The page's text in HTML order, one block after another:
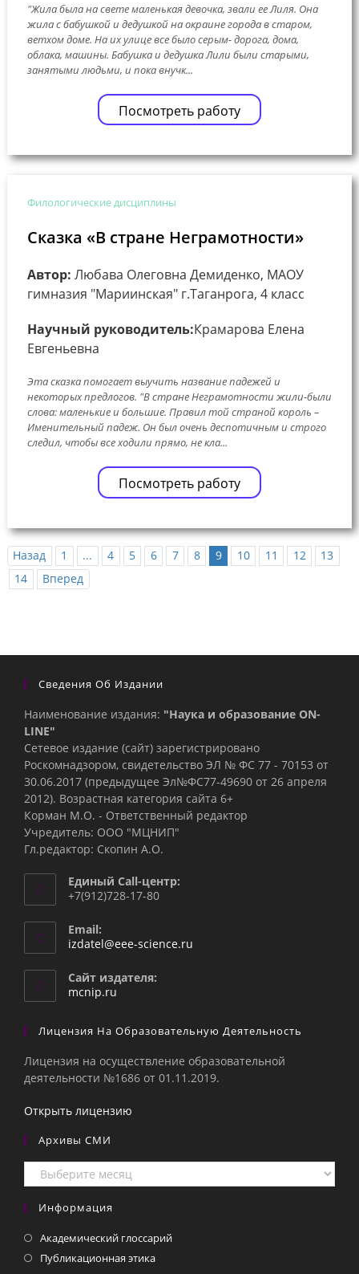
"Жила была на свете маленькая девочка, звали ее Лиля. Она
жила с бабушкой и дедушкой на окраине города в старом,
ветхом доме. На их улице все было серым- дорога, дома,
облака, машины. Бабушка и дедушка Лили были старыми,
занятыми людьми, и пока внучк...
Посмотреть работу
Филологические дисциплины
Сказка «В стране Неграмотности»
Автор: Любава Олеговна Демиденко, МАОУ
гимназия "Мариинская" г.Таганрога, 4 класс
Научный руководитель:Крамарова Елена
Евгеньевна
Эта сказка помогает выучить название падежей и
некоторых предлогов. "В стране Неграмотности жили-были
слова: маленькие и большие. Правил той страной король –
Именительный падеж. Он был очень деспотичным и строго
следил, чтобы все ходили прямо, не кла...
Посмотреть работу
Назад 1 ... 4 5 6 7 8 9 10 11 12
13
14
Вперед
Сведения Об Издании
Наименование издания: "Наука и образование ON-
LINE"
Сетевое издание (сайт) зарегистрировано
Роскомнадзором, свидетельство ЭЛ № ФС 77 - 70153 от
30.06.2017 (предыдущее Эл№ФC77-49690 от 26 апреля
2012). Возрастная категория сайта 6+
Корман М.О. - Ответственный редактор
Учредитель: ООО "МЦНИП"
Гл.редактор: Скопин А.О.
Единый Call-центр:
+7(912)728-17-80
Email:
izdatel@eee-science.ru
Сайт издателя:
mcnip.ru
Лицензия На Образовательную Деятельность
Лицензия на осуществление образовательной
деятельности №1686 от 01.11.2019.
Открыть лицензию
Архивы СМИ
Архивы
СМИ
Информация
Академический глоссарий
Публикационная этика